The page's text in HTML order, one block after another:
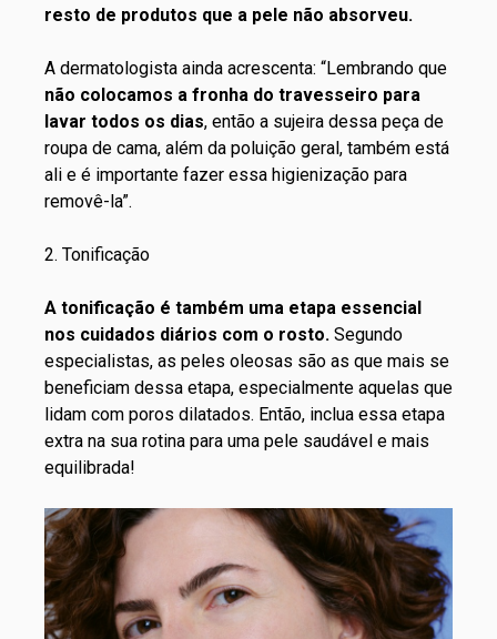
resto de produtos que a pele não absorveu.
A dermatologista ainda acrescenta: “Lembrando que
não colocamos a fronha do travesseiro para
lavar todos os dias, então a sujeira dessa peça de
roupa de cama, além da poluição geral, também está
ali e é importante fazer essa higienização para
removê-la”.
2. Tonificação
A tonificação é também uma etapa essencial
nos cuidados diários com o rosto. Segundo
especialistas, as peles oleosas são as que mais se
beneficiam dessa etapa, especialmente aquelas que
lidam com poros dilatados. Então, inclua essa etapa
extra na sua rotina para uma pele saudável e mais
equilibrada!